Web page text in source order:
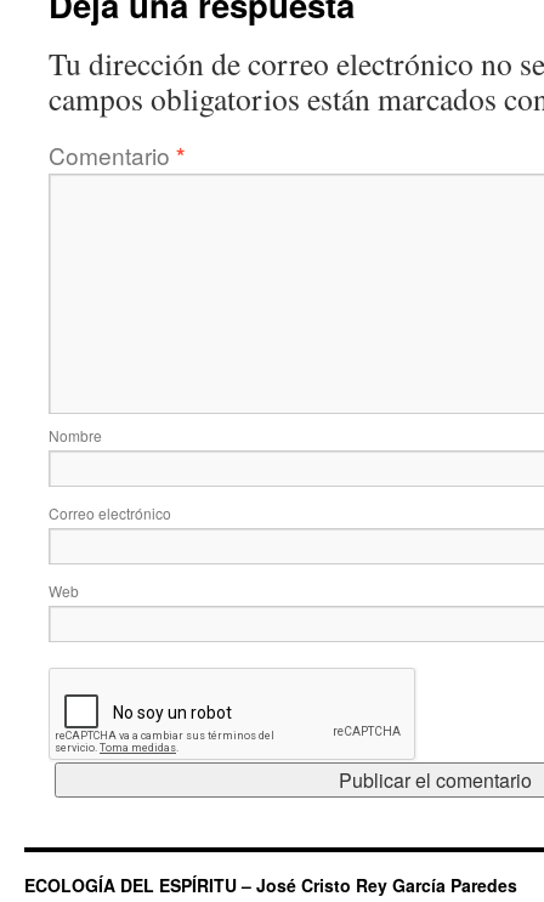
Tu dirección de correo electrónico no
campos obligatorios están marcados
Comentario *
Nombre
Correo electrónico
Web
ECOLOGÍA DEL ESPÍRITU – José Cristo Rey García Paredes